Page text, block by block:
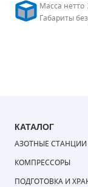
Масса нетто
Габариты
КАТАЛОГ
АЗОТНЫЕ СТАНЦИИ
КОМПРЕССОРЫ
ПОДГОТОВКА И